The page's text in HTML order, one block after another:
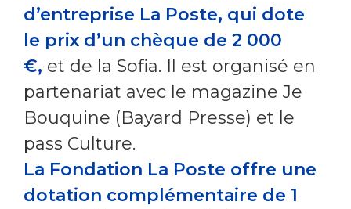
d’entreprise La Poste, qui dote
le prix d’un chèque de 2 000
€, et de la Sofia. Il est organisé en
partenariat avec le magazine Je
Bouquine (Bayard Presse) et le
pass Culture.
La Fondation La Poste offre une
dotation complémentaire de 1